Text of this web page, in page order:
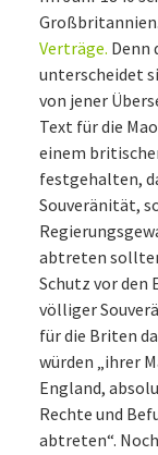
Großbritannien.
Verträge. Denn
unterscheidet
von jener
Text für die
einem
festgehalten,
Souveränität,
abtreten
Schutz vor den
völliger
für die Briten
würden „ihrer
England,
Rechte und
abtreten“.